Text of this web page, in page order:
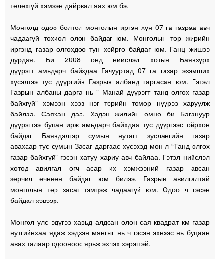
төлөхгүй хэмээн дайрвал яах юм бэ.
Монголд одоо болтол монголын иргэн хүн 07 га газраа авч
чадаагүй тохиол олон байдаг юм. Монголын төр жирийн
иргэнд газар олгохдоо тун хойрго байдаг юм. Ганц жишээ
дурдая. Би 2008 онд нийслэл хотын Баянзүрх
дүүрэгт амьдарч байхдаа Гачууртад 07 га газар эзэмших
хүсэлтээ тус дүүргийн Газрын албанд гаргасан юм. Гэтэл
Газрын албаны дарга нь ” Манай дүүрэгт танд олгох газар
байхгүй” хэмээн хээв нэг төрийн төмөр нүүрээ харуулж
байлаа. Саяхан даа. Хэдэн жилийн өмнө би Багануур
дүүрэгтээ буцан ирж амьдарч байхдаа тус дүүргээс ойрхон
байдаг Баяндэлгэр сумын нутагт зуслангийн газар
авахаар тус сумын Засаг даргаас хүсэхэд мөн л “Танд олгох
газар байхгүй” гэсэн хатуу хариу авч байлаа. Гэтэл нийслэл
хотод авилгал өгч асар их хэмжээний газар авсан
зөрчил өчнөөн байдаг юм билээ. Газрын авилгалтай
монголын төр засаг тэмцэж чадаагүй юм. Одоо ч гэсэн
байдал хэвээр.
Монгол улс эдүгээ харьд алдсан олон сая квадрат км газар
нутгийнхаа ядаж хэдхэн мянгыг нь ч гэсэн эхнээс нь буцаан
авах талаар одооноос ярьж эхлэх хэрэгтэй.